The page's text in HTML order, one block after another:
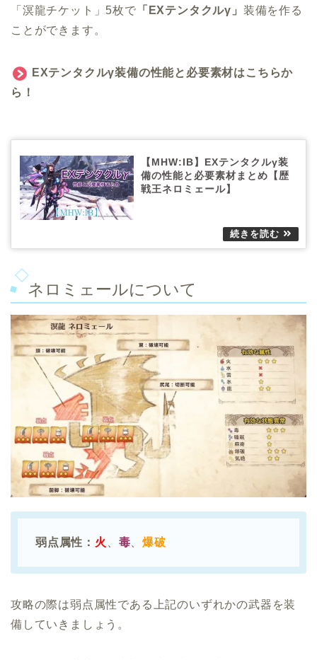
「溟龍チケット」5枚で 「EXテンタクルγ」 装備を作る
ことができます。
EXテンタクルγ装備の性能と必要素材はこちらか
ら！
【MHW:IB】EXテンタクルγ装
備の性能と必要素材まとめ【歴
戦王ネロミェール】
ネロミェールについて
弱点属性： 火 、 毒、爆破
攻略の際は弱点属性である上記のいずれかの武器を装
備していきましょう。